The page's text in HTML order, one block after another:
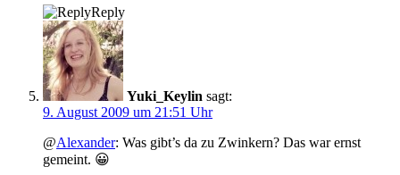
Reply
Yuki_Keylin sagt:
9. August 2009 um 21:51 Uhr
@Alexander: Was gibt’s da zu Zwinkern? Das war ernst
gemeint. 😀